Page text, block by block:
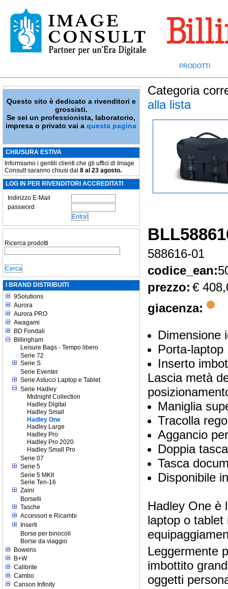
PRODOTTI
Questo sito è dedicato a rivenditori e
grossisti.
Se sei un professionista, laboratorio,
impresa o privato vai aquesta pagina
CHIUSURA ESTIVA
Informiamo i gentili clienti che gli uffici di Image
Consult saranno chiusi dal 8 al 23 agosto.
LOG IN PER RIVENDITORI ACCREDITATI
Indirizzo E-Mail
password
Ricerca prodotti
I BRAND DISTRIBUITI
9Solutions
Aurora
Aurora PRO
Awagami
BD Fondali
Billingham
Leisure Bags - Tempo libero
Serie 72
Serie S
Serie Eventer
Serie Astucci Laptop e Tablet
Serie Hadley
Midnight Collection
Hadley Digital
Hadley Small
Hadley One
Hadley Large
Hadley Pro
Hadley Pro 2020
Hadley Small Pro
Serie 07
Serie 5
Serie 5 MKII
Serie Ten-16
Zaini
Borselli
Tasche
Accessori e Ricambi
Inserti
Borse per binocoli
Borse da viaggio
Bowens
B+W
Calibrite
Cambo
Canson Infinity
Categoria
alla lista
588616-01
codice_ean:
prezzo: €
giacenza:
Dimensione
Porta-laptop
Inserto
Lascia metà
Maniglia
Tracolla
Aggancio
Doppia
Tasca
Disponibile
Hadley One è
laptop o
Leggermente
imbottito
oggetti